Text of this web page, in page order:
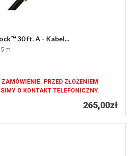
30 ft. A - Kabel...
m
PRZED ZŁOŻENIEM
O KONTAKT TELEFONICZNY.
265,00zł